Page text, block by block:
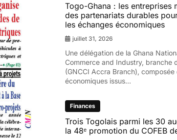
Togo-Ghana : les entreprises
des partenariats durables
les échanges économiques
juillet 31, 2026
Une délégation de la Ghana
Commerce and Industry, branche
(GNCCI Accra Branch),
économiques issus...
Finances
Trois Togolais parmi les 30
la 48ᵉ promotion du COFEB